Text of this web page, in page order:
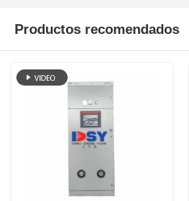
noticias
Todos los casos
Productos recomendados